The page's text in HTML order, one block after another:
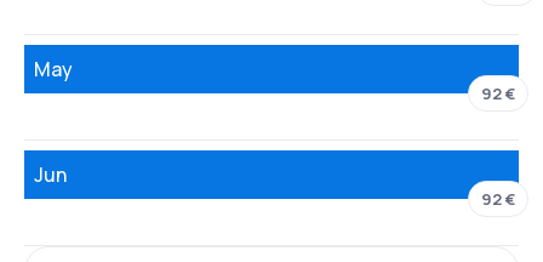
May
92 €
Jun
92 €